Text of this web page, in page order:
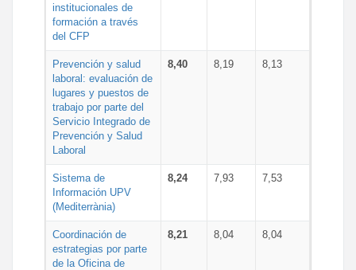
institucionales de
formación a través
del CFP
Prevención y salud
laboral: evaluación de
lugares y puestos de
trabajo por parte del
Servicio Integrado de
Prevención y Salud
Laboral
8,40 8,19 8,13
Sistema de
Información UPV
(Mediterrània)
8,24 7,93 7,53
Coordinación de
estrategias por parte
de la Oficina de
8,21 8,04 8,04